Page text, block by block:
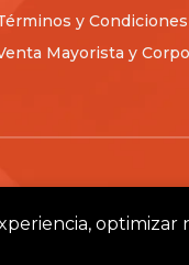
y Condiciones
Mayorista y
optimizar